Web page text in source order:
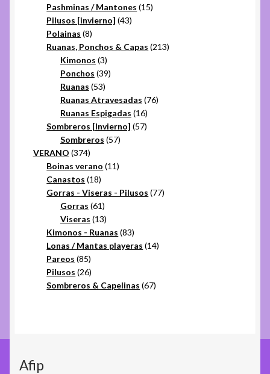
productos
Pashminas / Mantones 1515
Pilusos [invierno] 4343
Polainas 88
productos
Ruanas, Ponchos & Capas 213213
Kimonos 33
productos
Ponchos 3939
Ruanas 5353
productos
Ruanas Atravesadas 7676
Ruanas Espigadas 1616
productos
Sombreros [Invierno] 5757
Sombreros 5757
VERANO 374374
productos
Boinas verano 1111
Canastos 1818
productos
Gorras - Viseras - Pilusos 7777
Gorras 6161
productos
Viseras 1313
productos
Kimonos - Ruanas 8383
productos
Lonas / Mantas playeras 1414
Pareos 8585
productos
Pilusos 2626
productos
Sombreros & Capelinas 6767
Afip